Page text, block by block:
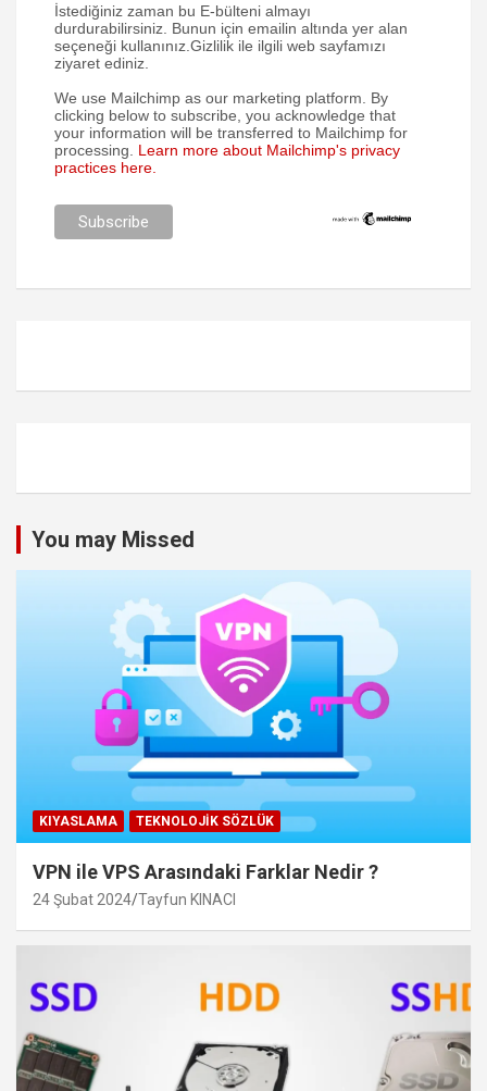
İstediğiniz zaman bu E-bülteni almayı
durdurabilirsiniz. Bunun için emailin altında yer alan
seçeneği kullanınız.Gizlilik ile ilgili web sayfamızı
ziyaret ediniz.
We use Mailchimp as our marketing platform. By
clicking below to subscribe, you acknowledge that
your information will be transferred to Mailchimp for
processing. Learn more about Mailchimp's privacy
practices here.
You may Missed
KIYASLAMA TEKNOLOJIK SÖZLÜK
VPN ile VPS Arasındaki Farklar Nedir ?
24 Şubat 2024 Tayfun KINACI